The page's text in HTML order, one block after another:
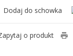
Dodaj do schowka
o produkt